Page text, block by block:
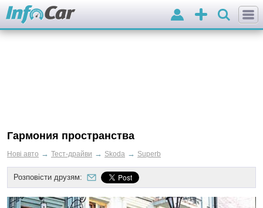
Додати
оголошення
Вхід
Гармония пространства
Нові авто → Тест-драйви → Skoda → Superb
Розповісти друзям: